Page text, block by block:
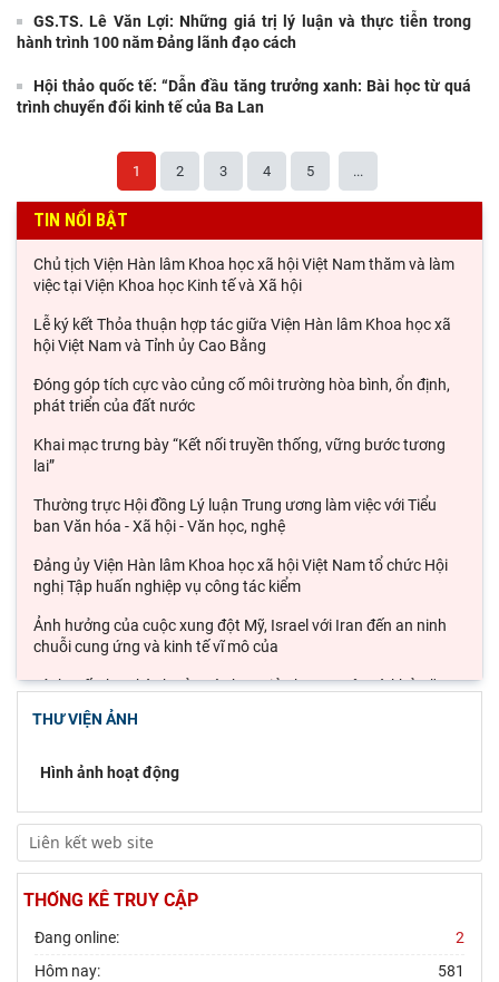
GS.TS. Lê Văn Lợi: Những giá trị lý luận và thực tiễn trong
hành trình 100 năm Đảng lãnh đạo cách
Hội thảo quốc tế: “Dẫn đầu tăng trưởng xanh: Bài học từ quá
trình chuyển đổi kinh tế của Ba Lan
1 2 3 4 5 ...
TIN NỔI BẬT
Chủ tịch Viện Hàn lâm Khoa học xã hội Việt Nam thăm và làm
việc tại Viện Khoa học Kinh tế và Xã hội
Lễ ký kết Thỏa thuận hợp tác giữa Viện Hàn lâm Khoa học xã
hội Việt Nam và Tỉnh ủy Cao Bằng
Đóng góp tích cực vào củng cố môi trường hòa bình, ổn định,
phát triển của đất nước
Khai mạc trưng bày “Kết nối truyền thống, vững bước tương
lai”
Thường trực Hội đồng Lý luận Trung ương làm việc với Tiểu
ban Văn hóa - Xã hội - Văn học, nghệ
Đảng ủy Viện Hàn lâm Khoa học xã hội Việt Nam tổ chức Hội
nghị Tập huấn nghiệp vụ công tác kiểm
Ảnh hưởng của cuộc xung đột Mỹ, Israel với Iran đến an ninh
chuỗi cung ứng và kinh tế vĩ mô của
Lý thuyết thực hành của các học giả phương Tây và khả năng
ứng dụng vào phát triển du lịch cộng
thực tế tại thành phố Hồ Chí Minh
Di sản và giá trị thời đại”
THƯ VIỆN ẢNH